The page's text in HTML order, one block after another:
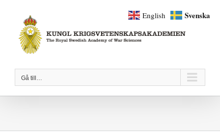
innehållet
Gå till…
English Svenska